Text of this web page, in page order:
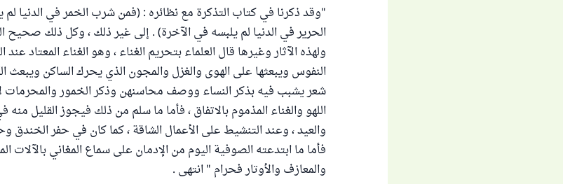
"وقد ذكرنا في كتاب التذكرة مع نظائره : (فمن شرب الخمر في الدنيا
الحرير في الدنيا لم يلبسه في الآخرة) . إلى غير ذلك ، وكل ذلك صحيح
ولهذه الآثار وغيرها قال العلماء بتحريم الغناء ، وهو الغناء المعتاد
النفوس ويبعثها على الهوى والغزل والمجون الذي يحرك الساكن ويبعث
شعر يشبب فيه بذكر النساء ووصف محاسنهن وذكر الخمور والمحرمات
اللهو والغناء المذموم بالاتفاق ، فأما ما سلم من ذلك فيجوز القليل
والعيد ، وعند التنشيط على الأعمال الشاقة ، كما كان في حفر الخندق
فأما ما ابتدعته الصوفية اليوم من الإدمان على سماع المغاني بالآلات
والمعازف والأوتار فحرام " انتهى .